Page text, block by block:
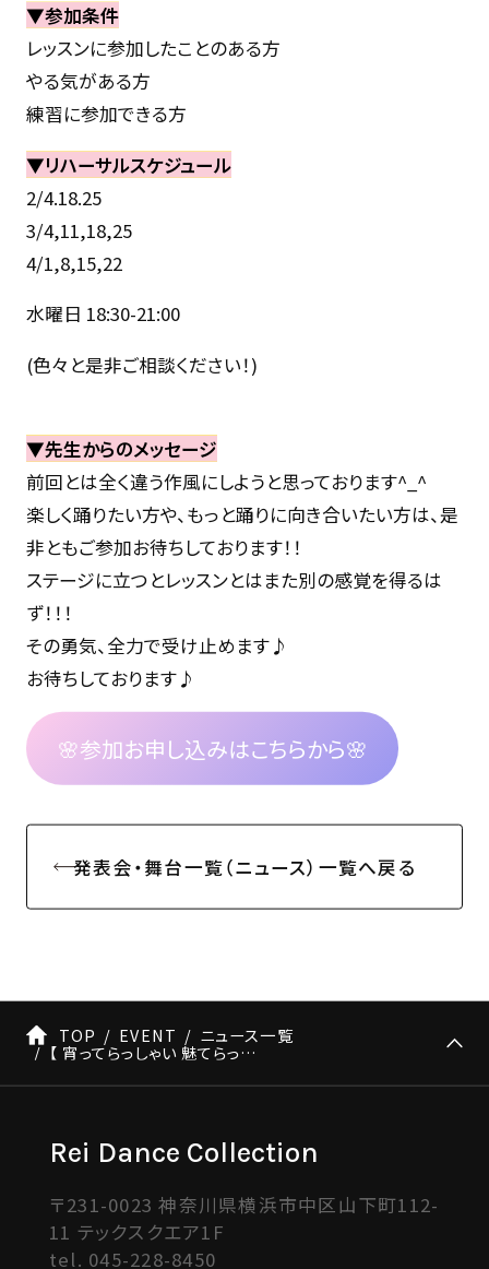
▼参加条件
レッスンに参加したことのある方
やる気がある方
練習に参加できる方
▼リハーサルスケジュール
2/4.18.25
3/4,11,18,25
4/1,8,15,22
水曜日 18:30-21:00
(色々と是非ご相談ください！)
▼先生からのメッセージ
前回とは全く違う作風にしようと思っております^_^
楽しく踊りたい方や、もっと踊りに向き合いたい方は、是
非ともご参加お待ちしております！！
ステージに立つとレッスンとはまた別の感覚を得るは
ず！！！
その勇気、全力で受け止めます♪
お待ちしております♪
🌸参加お申し込みはこちらから🌸
発表会・舞台一覧（ニュース）一覧へ戻る
TOP EVENT ニュース一覧
【 宵ってらっしゃい 魅てらっしゃい 】REMONナンバー情報
Rei Dance Collection
〒231-0023 神奈川県横浜市中区山下町112-
11 テックスクエア1F
tel. 045-228-8450